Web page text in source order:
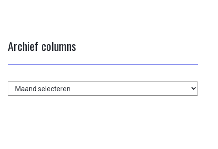
Archief columns
Archief
columns